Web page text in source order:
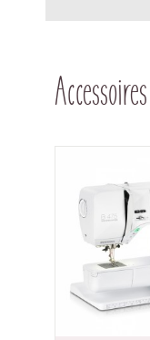
Accessoires